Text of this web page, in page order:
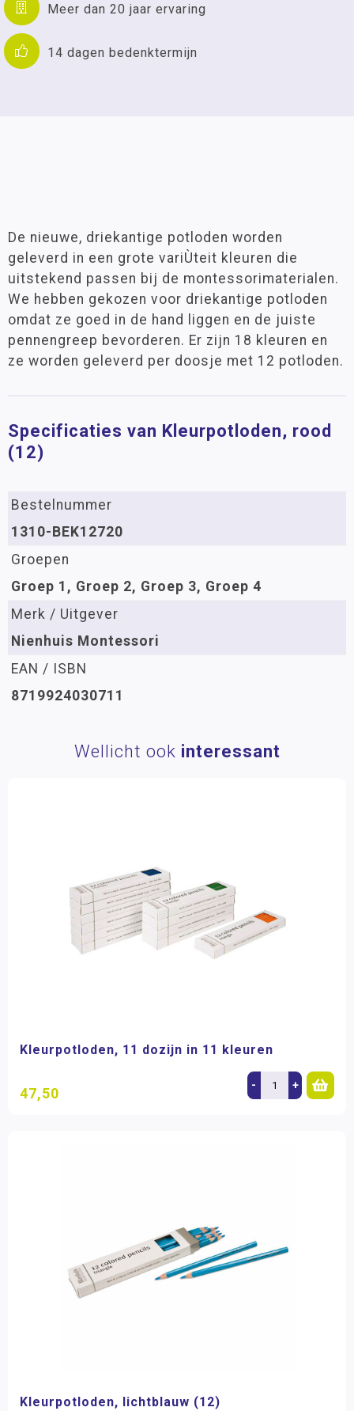
Meer dan 20 jaar ervaring
14 dagen bedenktermijn
De nieuwe, driekantige potloden worden
geleverd in een grote variÙteit kleuren die
uitstekend passen bij de montessorimaterialen.
We hebben gekozen voor driekantige potloden
omdat ze goed in de hand liggen en de juiste
pennengreep bevorderen. Er zijn 18 kleuren en
ze worden geleverd per doosje met 12 potloden.
Specificaties van Kleurpotloden, rood
(12)
Bestelnummer
1310-BEK12720
Groepen
Groep 1, Groep 2, Groep 3, Groep 4
Merk / Uitgever
Nienhuis Montessori
EAN / ISBN
8719924030711
Wellicht ook interessant
Kleurpotloden, 11 dozijn in 11 kleuren
47,50 - +
Kleurpotloden, lichtblauw (12)